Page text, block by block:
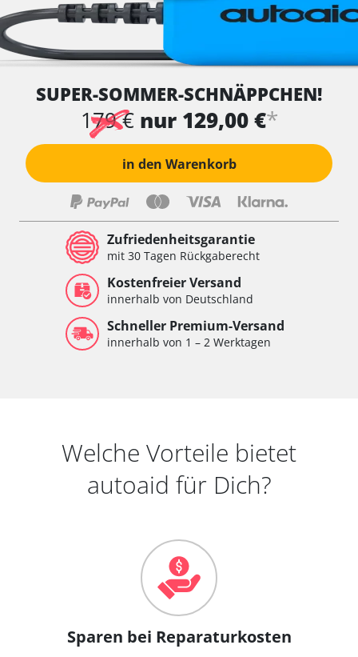
SUPER-SOMMER-SCHNÄPPCHEN!
179 € nur 129,00 €*
in den Warenkorb
Zufriedenheitsgarantie
mit 30 Tagen Rückgaberecht
Kostenfreier Versand
innerhalb von Deutschland
Schneller Premium-Versand
innerhalb von 1 – 2 Werktagen
Welche Vorteile bietet
autoaid für Dich?
Sparen bei Reparaturkosten